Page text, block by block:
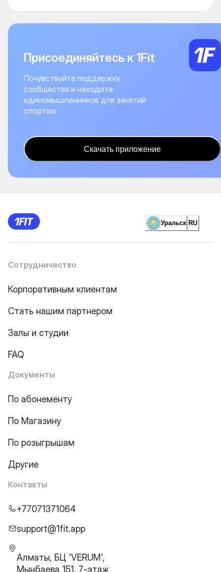
Присоединяйтесь к 1Fit
Почувствуйте поддержку
сообщества и находите
единомышленников для занятий
спортом
Скачать приложение
Уральск RU
Сотрудничество
Корпоративным клиентам
Стать нашим партнером
Залы и студии
FAQ
Документы
По абонементу
По Магазину
По розыгрышам
Другие
Контакты
+77071371064
support@1fit.app
Алматы, БЦ 'VERUM',
Мынбаева 151, 7-этаж